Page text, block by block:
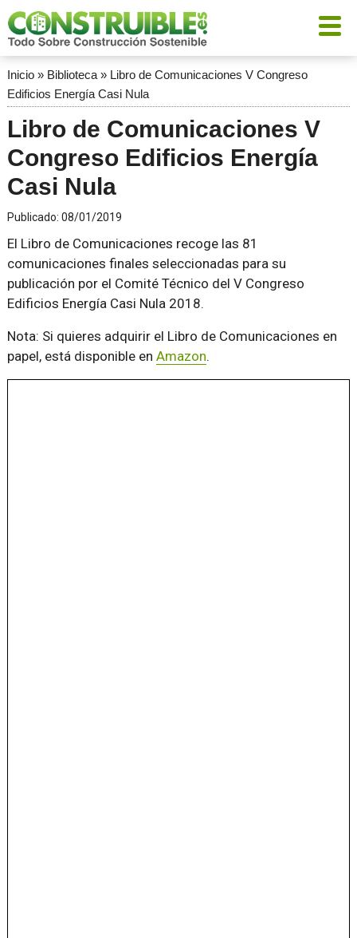
Inicio» Biblioteca» Libro de Comunicaciones V Congreso
Edificios Energía Casi Nula
Libro de Comunicaciones V
Congreso Edificios Energía
Casi Nula
Publicado: 08/01/2019
El Libro de Comunicaciones recoge las 81
comunicaciones finales seleccionadas para su
publicación por el Comité Técnico del V Congreso
Edificios Energía Casi Nula 2018.
Nota: Si quieres adquirir el Libro de Comunicaciones en
papel, está disponible en Amazon.